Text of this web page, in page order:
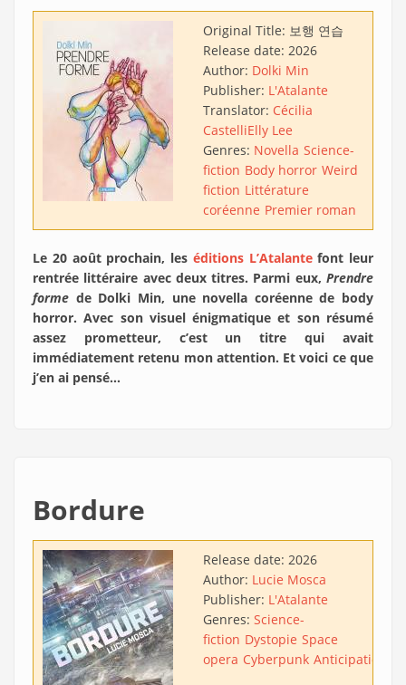
Original Title: 보행 연습
Release date: 2026
Author: Dolki Min
Publisher: L'Atalante
Translator: Cécilia
CastelliElly Lee
Genres: Novella Science-
fiction Body horror Weird
fiction Littérature
coréenne Premier roman
Le 20 août prochain, les éditions L’Atalantefont leur
rentrée littéraire avec deux titres. Parmi eux, Prendre
forme de Dolki Min, une novella coréenne de body
horror. Avec son visuel énigmatique et son résumé
assez prometteur, c’est un titre qui avait
immédiatement retenu mon attention. Et voici ce que
j’en ai pensé…
Bordure
Release date: 2026
Author: Lucie Mosca
Publisher: L'Atalante
Genres: Science-
fiction Dystopie Space
opera Cyberpunk Anticipation